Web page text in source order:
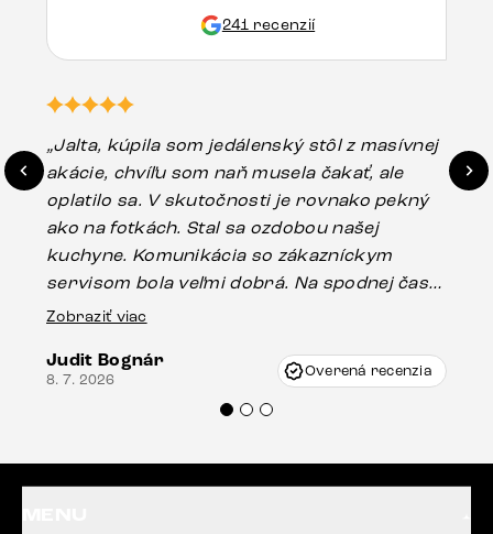
241 recenzií
„Jalta, kúpila som jedálenský stôl z masívnej
akácie, chvíľu som naň musela čakať, ale
oplatilo sa. V skutočnosti je rovnako pekný
ako na fotkách. Stal sa ozdobou našej
kuchyne. Komunikácia so zákazníckym
servisom bola veľmi dobrá. Na spodnej časti
stola bolo malé poškodenie, pravdepodobne
Vincze pri riešení mojej záležitosti pristúpili
veľmi korektne. Odporúčam produkty Delife
Zobraziť viac
Judit Bognár
8. 7. 2026 Overená recenzia